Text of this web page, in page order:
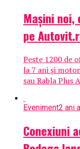
Mașini
pe
Peste 1200 de
la 7 ani și
sau Rabla Plus
Eveniment2 ani
Conexiuni